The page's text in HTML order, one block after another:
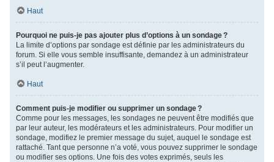
Haut
Pourquoi ne puis-je pas ajouter plus d’options à un sondage ?
La limite d’options par sondage est définie par les administrateurs du
forum. Si elle vous semble insuffisante, demandez à un administrateur
s’il peut l’augmenter.
Haut
Comment puis-je modifier ou supprimer un sondage ?
Comme pour les messages, les sondages ne peuvent être modifiés que
par leur auteur, les modérateurs et les administrateurs. Pour modifier un
sondage, modifiez le premier message du sujet, auquel le sondage est
rattaché. Tant que personne n’a voté, vous pouvez supprimer le sondage
ou modifier ses options. Une fois des votes exprimés, seuls les